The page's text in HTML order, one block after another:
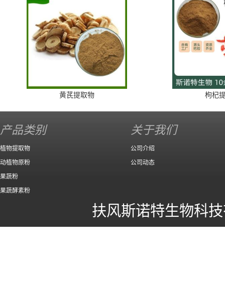
黄芪提取物 枸杞
产品类别
植物提取物
动植物原粉
果蔬粉
果蔬酵素粉
关于我们
公司介绍
公司动态
扶风斯诺特生物科